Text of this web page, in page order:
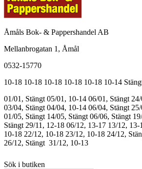
Åmåls Bok- & Pappershandel AB
Mellanbrogatan 1, Åmål
0532-15770
10-18 10-18 10-18 10-18 10-18 10-14
01/01, Stängt 05/01, 10-14 06/01, Stängt
03/04, Stängt 04/04, 10-14 06/04, Stängt
01/05, Stängt 14/05, Stängt 06/06, Stängt
Stängt 29/11, 12-18 06/12, 13-17 13/12, 13-
10-18 22/12, 10-18 23/12, 10-18 24/12,
26/12, Stängt 31/12, 10-13
Sök i butiken